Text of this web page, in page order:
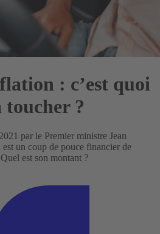
: c’est quoi
?
par le Premier ministre Jean
un coup de pouce financier de
est son montant ?